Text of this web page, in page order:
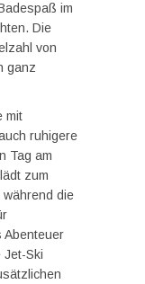
im
Die
von
ganz
mit
ruhigere
Tag am
zum
während die
Abenteuer
Jet-Ski